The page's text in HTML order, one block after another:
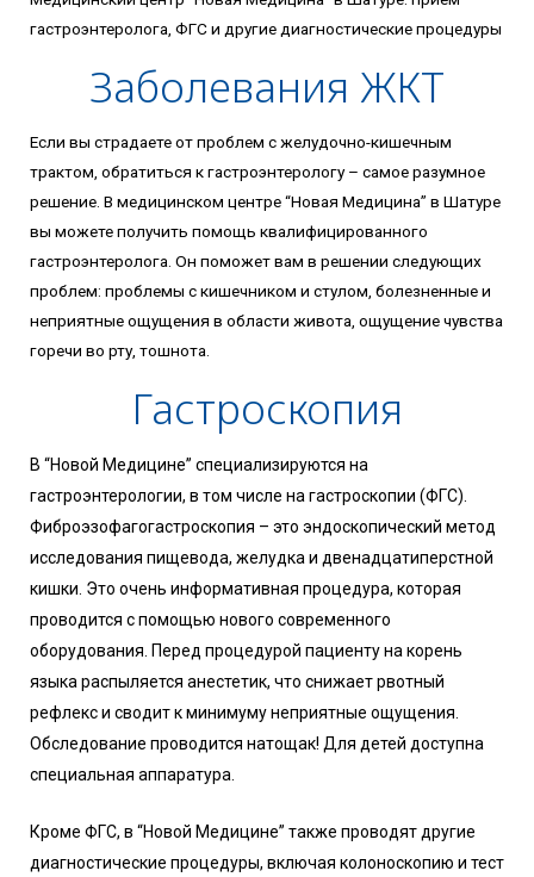
гастроэнтеролога, ФГС и другие диагностические процедуры
Заболевания ЖКТ
Если вы страдаете от проблем с желудочно-кишечным
трактом, обратиться к гастроэнтерологу – самое разумное
решение. В медицинском центре “Новая Медицина” в Шатуре
вы можете получить помощь квалифицированного
гастроэнтеролога. Он поможет вам в решении следующих
проблем: проблемы с кишечником и стулом, болезненные и
неприятные ощущения в области живота, ощущение чувства
горечи во рту, тошнота.
Гастроскопия
В “Новой Медицине” специализируются на
гастроэнтерологии, в том числе на гастроскопии (ФГС).
Фиброэзофагогастроскопия – это эндоскопический метод
исследования пищевода, желудка и двенадцатиперстной
кишки. Это очень информативная процедура, которая
проводится с помощью нового современного
оборудования. Перед процедурой пациенту на корень
языка распыляется анестетик, что снижает рвотный
рефлекс и сводит к минимуму неприятные ощущения.
Обследование проводится натощак! Для детей доступна
специальная аппаратура.
Кроме ФГС, в “Новой Медицине” также проводят другие
диагностические процедуры, включая колоноскопию и тест